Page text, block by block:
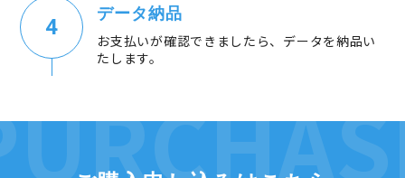
データ納品
お支払いが確認できましたら、データを納品い
たします。